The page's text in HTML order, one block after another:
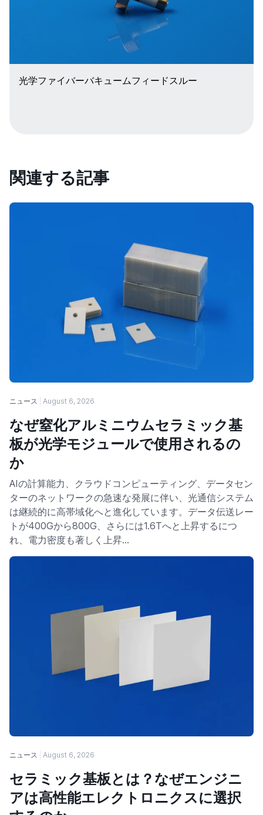
光学ファイバーバキュームフィードスルー
関連する記事
ニュース August 6, 2026
なぜ窒化アルミニウムセラミック基
板が光学モジュールで使用されるの
か
AIの計算能力、クラウドコンピューティング、データセン
ターのネットワークの急速な発展に伴い、光通信システム
は継続的に高帯域化へと進化しています。データ伝送レー
トが400Gから800G、さらには1.6Tへと上昇するにつ
れ、電力密度も著しく上昇…
ニュース August 6, 2026
セラミック基板とは？なぜエンジニ
アは高性能エレクトロニクスに選択